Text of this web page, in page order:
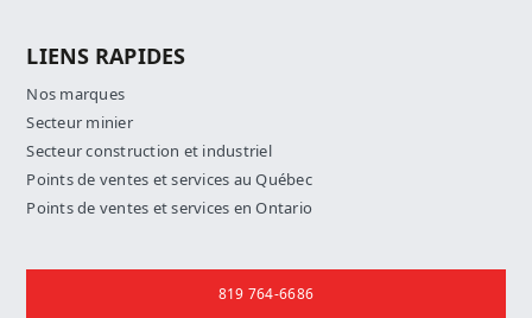
LIENS RAPIDES
Nos marques
Secteur minier
Secteur construction et industriel
Points de ventes et services au Québec
Points de ventes et services en Ontario
819 764-6686